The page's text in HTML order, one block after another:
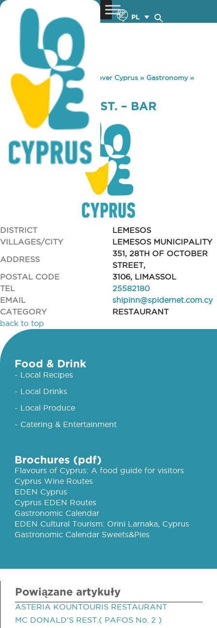
PL
You are here: Home »Discover Cyprus » Gastronomy»
THE SHIP INN REST. – BAR
THE SHIP INN REST. – BAR
DISTRICT
LEMESOS
VILLAGES/CITY
LEMESOS MUNICIPALITY
ADDRESS
351, 28TH OF OCTOBER
STREET,
POSTAL CODE
3106, LIMASSOL
TEL
25582180
EMAIL
shipinn@spidernet.com.cy
CATEGORY
RESTAURANT
back to top
Food & Drink
- Local Recipes
- Local Drinks
- Local Produce
- Catering & Entertainment
Brochures (pdf)
Flavours of Cyprus: A food guide for visitors
Cyprus Wine Routes
EDEN Cyprus
Cyprus EDEN Routes
Gastronomic Calendar
EDEN Cultural Tourism: Orini Larnaka, Cyprus
Gastronomic Calendar Sweets&Pies
Powiązane artykuły
ASTERIA KOUNTOURIS RESTAURANT
MC DONALD'S REST.( PAFOS No. 2 )